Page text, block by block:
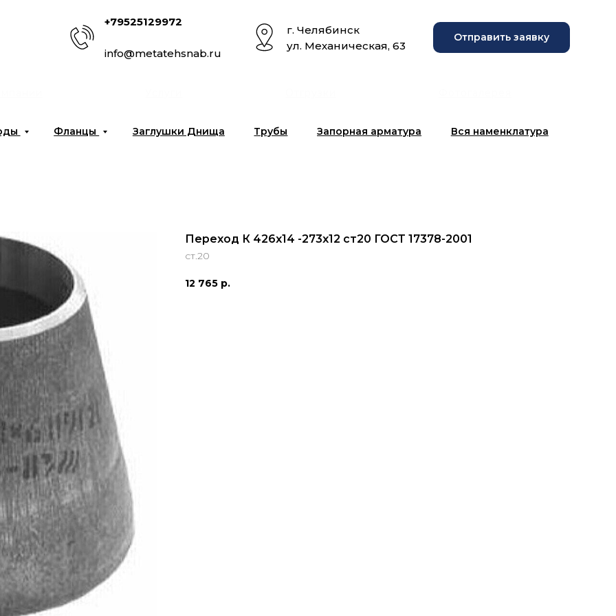
+79525129972
info@metatehsnab.ru
г. Челябинск
ул. Механическая, 63
Отправить заявку
Фланцы Заглушки Днища Трубы Запорная арматура Вся наменклатура
Переход К 426x14 -273x12 ст20 ГОСТ 17378-2001
ст.20
12 765 р.